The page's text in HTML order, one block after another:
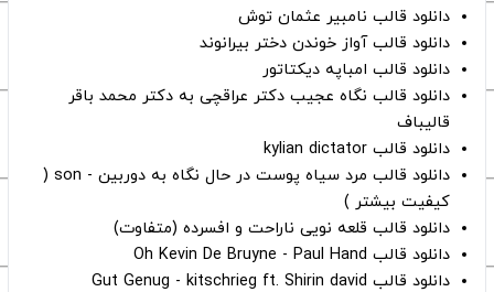
دانلود قالب نامبیر عثمان ‌توش
دانلود قالب آواز خوندن دختر بیرانوند
دانلود قالب امباپه دیکتاتور
دانلود قالب نگاه عجیب دکتر عراقچی به دکتر محمد باقر
قالیباف
دانلود قالب kylian dictator
دانلود قالب مرد سیاه پوست در حال نگاه به دوربین - son (
کیفیت بیشتر )
دانلود قالب قلعه نویی ناراحت و افسرده (متفاوت)
دانلود قالب Oh Kevin De Bruyne - Paul Hand
دانلود قالب Gut Genug - kitschrieg ft. Shirin david